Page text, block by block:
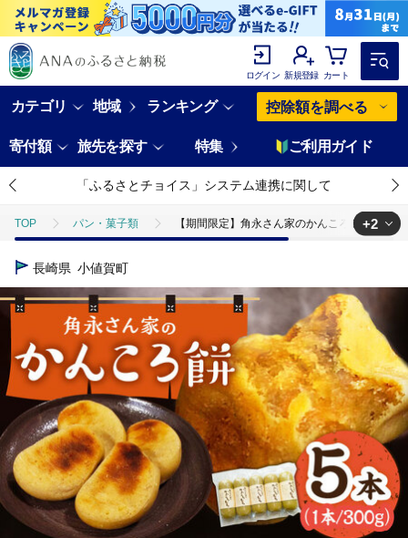
ログイン 新規登録 カート
カテゴリ 地域 ランキング 控除額を調べる
寄付額 旅先を探す 特集 ご利用ガイド
「ふるさとチョイス」システム連携に関して
TOP パン・菓子類 【期間限定】角永さん家のかんころ餅 ＜小値
TOP
TOP パン・菓子類 和菓子 ほかの和菓子 【期間限定
+2
長崎県 小値賀町